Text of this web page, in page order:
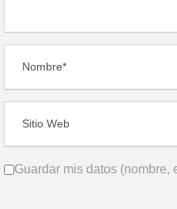
Guardar mis datos (nombre,